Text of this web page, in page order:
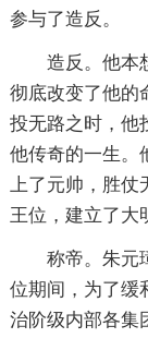
参与了造反。
造反。他本
彻底改变了他的
投无路之时，他
他传奇的一生。
上了元帅，胜
王位，建立了大
称帝。朱元
位期间，为了缓
治阶级内部各集